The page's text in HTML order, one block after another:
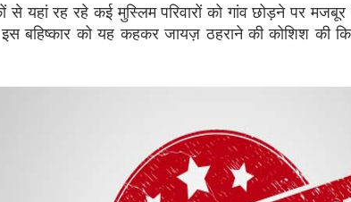
से यहां रह रहे कई मुस्लिम परिवारों को गांव छोड़ने पर
इस बहिष्कार को यह कहकर जायज़ ठहराने की कोशिश की